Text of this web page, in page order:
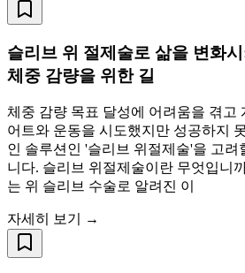
슬리브 위 절제술로 삶을 변화
체중 감량을 위한 길
체중 감량 목표 달성에 어려움을 겪고
어트와 운동을 시도했지만 성공하지
인 솔루션인 '슬리브 위절제술'을 고려
니다. 슬리브 위절제술이란 무엇입니
는 위 슬리브 수술로 알려진 이
자세히 보기 →